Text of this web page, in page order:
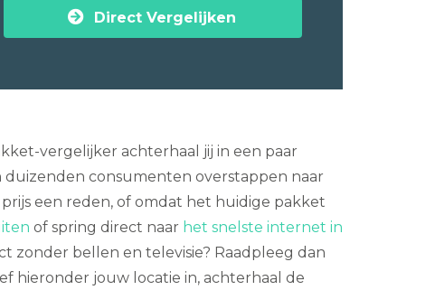
Direct Vergelijken
vergelijker achterhaal jij in een paar
consumenten overstappen naar
prijs een reden, of omdat het huidige pakket
of spring direct naar het snelste internet in
zonder bellen en televisie? Raadpleeg dan
hieronder jouw locatie in, achterhaal de